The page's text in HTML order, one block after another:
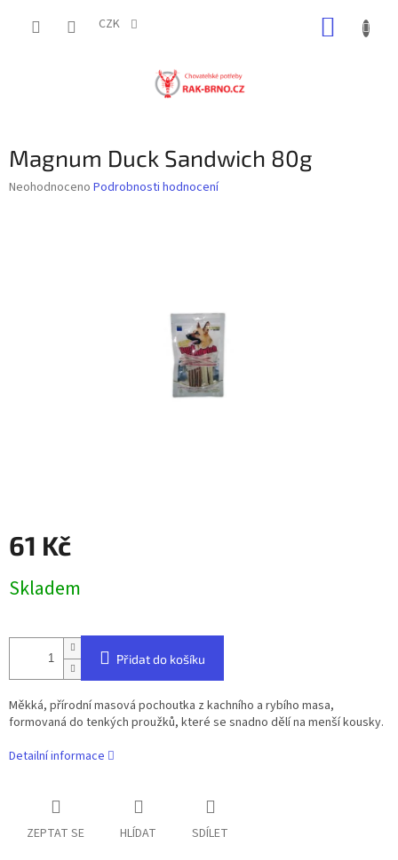
CZK
Magnum Duck Sandwich 80g
Průměrné
Neohodnoceno Podrobnosti hodnocení
61 Kč
cena:
Skladem
Přidat do košíku
Měkká, přírodní masová pochoutka z kachního a rybího masa,
formovaná do tenkých proužků, které se snadno dělí na menší kousky.
Detailní informace
ZEPTAT SE HLÍDAT SDÍLET